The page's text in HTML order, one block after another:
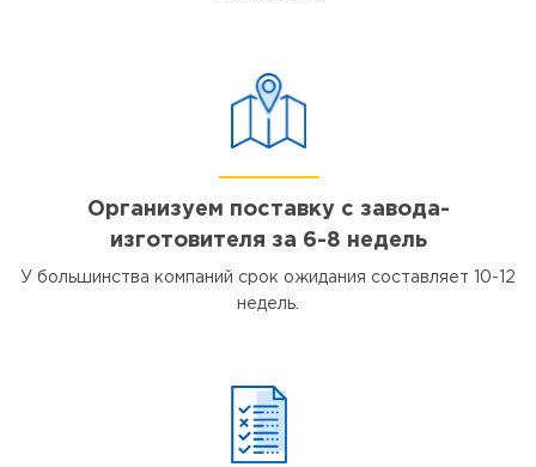
Организуем поставку с завода-
изготовителя за 6-8 недель
У большинства компаний срок ожидания составляет 10-12
недель.